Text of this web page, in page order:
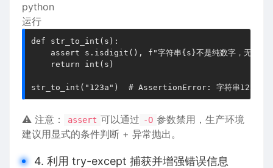
python
运行
def str_to_int(s):
assert s.isdigit(), f"字符串{s}不是纯数字，无法转
    return int(s)
⚠️ 注意： assert 可以通过 -O 参数禁用，生产环境
建议用显式的条件判断 + 异常抛出。
4. 利用 try-except 捕获并增强错误信息